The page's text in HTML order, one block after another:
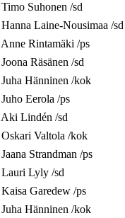
Timo Suhonen /sd
Hanna Laine-Nousimaa /sd
Anne Rintamäki /ps
Joona Räsänen /sd
Juha Hänninen /kok
Juho Eerola /ps
Aki Lindén /sd
Oskari Valtola /kok
Jaana Strandman /ps
Lauri Lyly /sd
Kaisa Garedew /ps
Juha Hänninen /kok